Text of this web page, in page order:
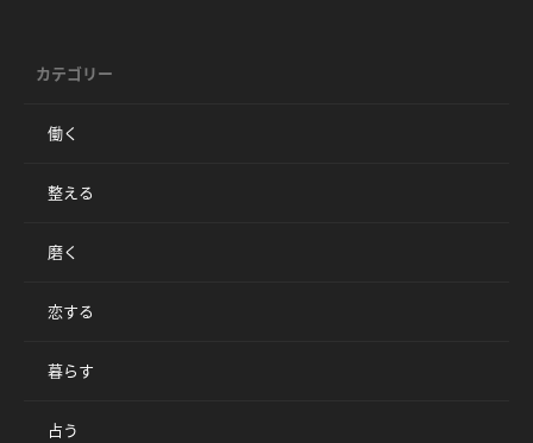
カテゴリー
働く
整える
磨く
恋する
暮らす
占う